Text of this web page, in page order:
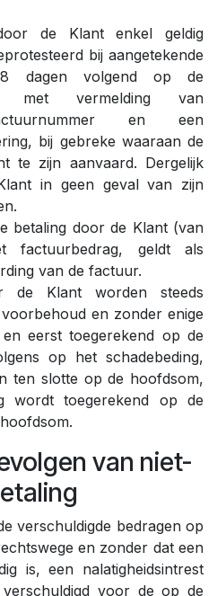
de Klant enkel geldig
bij aangetekende
dagen volgend op de
met vermelding van
en een
bij gebreke waaraan de
te zijn aanvaard. Dergelijk
in geen geval van zijn
betaling door de Klant (van
factuurbedrag, geldt als
van de factuur.
de Klant worden steeds
en zonder enige
en eerst toegerekend op de
op het schadebeding,
ten slotte op de hoofdsom,
wordt toegerekend op de
van niet-
verschuldigde bedragen op
en zonder dat een
is, een nalatigheidsintrest
voor de op de